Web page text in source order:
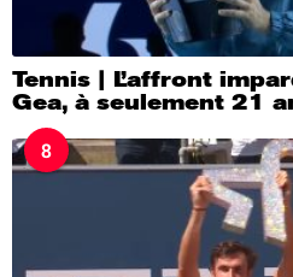
Tennis | L’affront
Gea, à seulement 21
8